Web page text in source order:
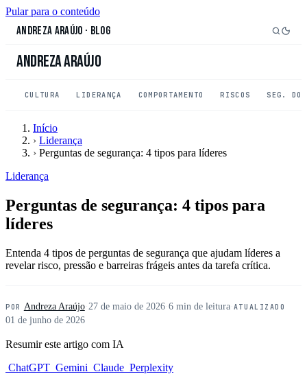
Pular para o conteúdo
Andreza Araújo · Blog
Andreza Araújo
CULTURA LIDERANÇA COMPORTAMENTO RISCOS SEG. DO
Início
› Liderança
› Perguntas de segurança: 4 tipos para líderes
Liderança
Perguntas de segurança: 4 tipos para
líderes
Entenda 4 tipos de perguntas de segurança que ajudam líderes a
revelar risco, pressão e barreiras frágeis antes da tarefa crítica.
POR Andreza Araújo· 27 de maio de 2026· 6 min de leitura· ATUALIZADO
01 de junho de 2026
Resumir este artigo com IA
ChatGPT Gemini Claude Perplexity